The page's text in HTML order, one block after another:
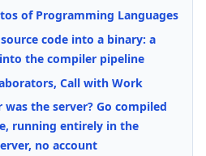
of Programming Languages
code into a binary: a
the compiler pipeline
Call with Work
the server? Go compiled
running entirely in the
no account